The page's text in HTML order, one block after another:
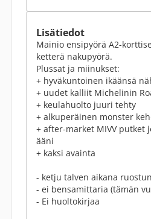
Lisätiedot
Mainio ensipyörä A2-
ketterä nakupyörä.
Plussat ja miinukset:
+ hyväkuntoinen ikäänsä
+ uudet kalliit Michelinin
+ keulahuolto juuri tehty
+ alkuperäinen monster
+ after-market MIVV putket
ääni
+ kaksi avainta
- ketju talven aikana
- ei bensamittaria (tämän
- Ei huoltokirjaa